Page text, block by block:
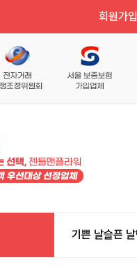
회원가
기쁜 날슬픈 날